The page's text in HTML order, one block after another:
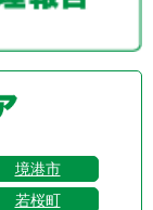
境港市
若桜町